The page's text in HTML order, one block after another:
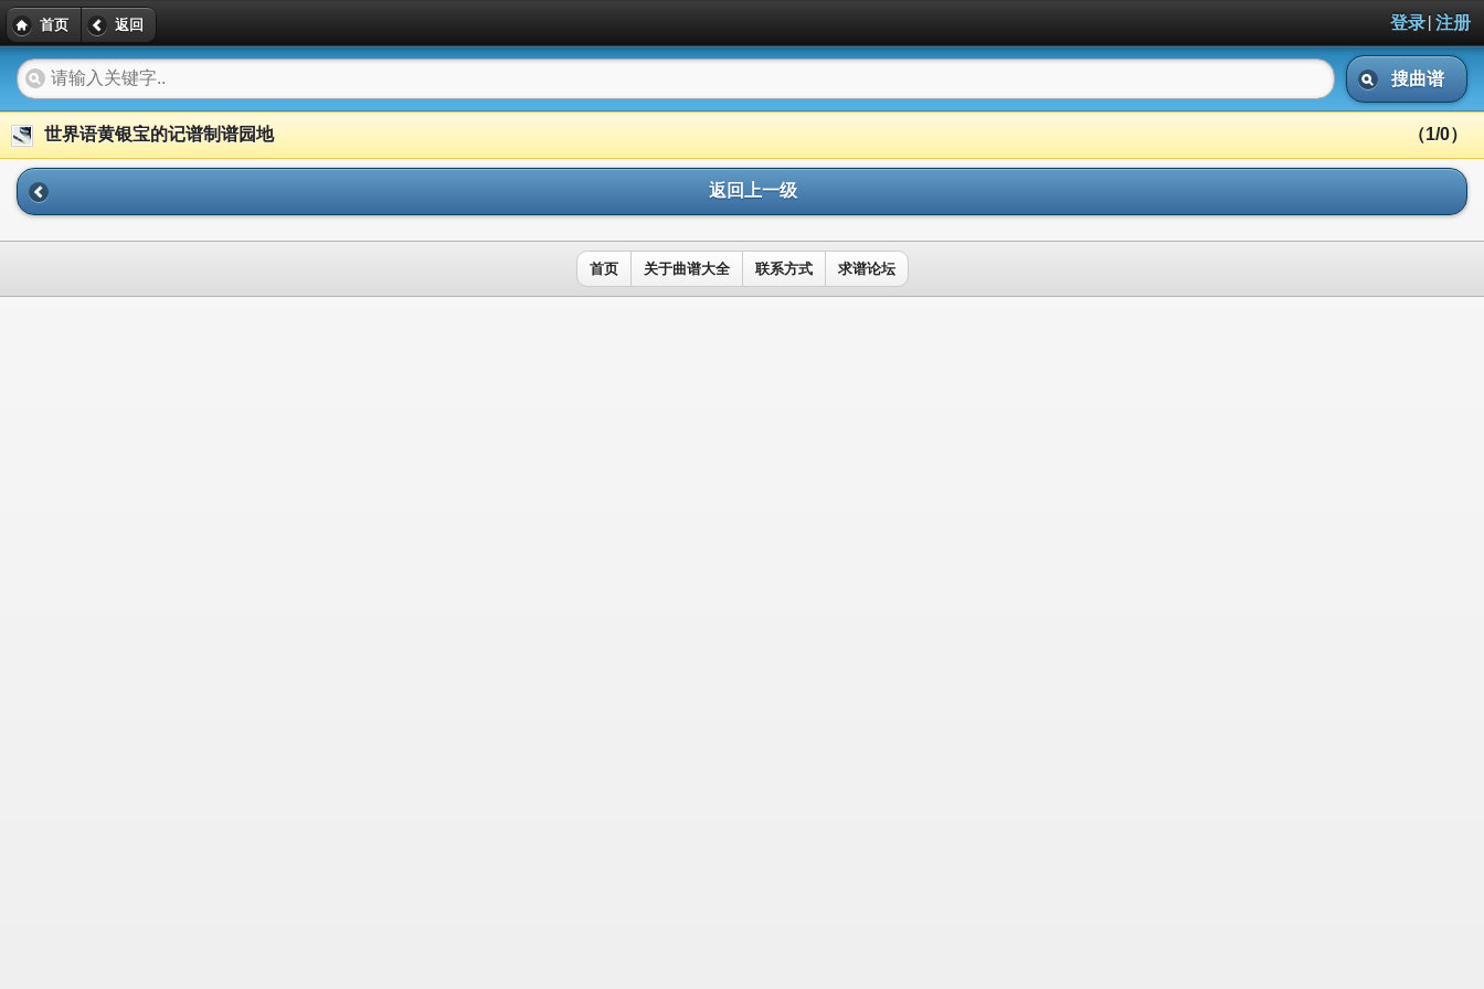
首页 返回 登录| 注册
搜曲谱
世界语黄银宝的记谱制谱园地 （1/0）
返回上一级
首页 关于曲谱大全 联系方式 求谱论坛